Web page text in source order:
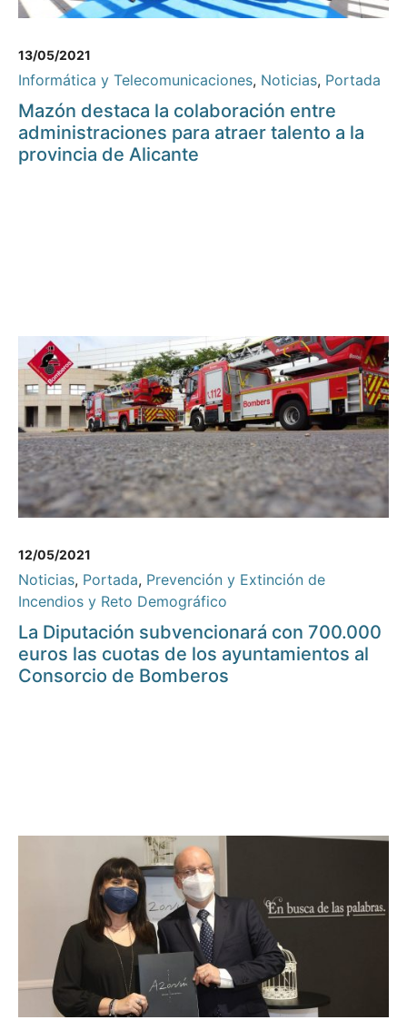
13/05/2021
Informática y Telecomunicaciones, Noticias, Portada
Mazón destaca la colaboración entre
administraciones para atraer talento a la
provincia de Alicante
12/05/2021
Noticias, Portada, Prevención y Extinción de
Incendios y Reto Demográfico
La Diputación subvencionará con 700.000
euros las cuotas de los ayuntamientos al
Consorcio de Bomberos